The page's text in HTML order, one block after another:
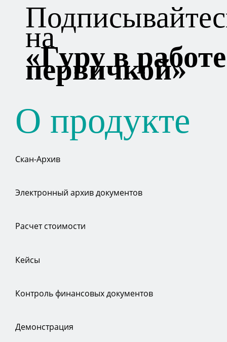
на
«Гуру в
первичкой»
О продукте
Скан-Архив
Электронный архив документов
Расчет стоимости
Кейсы
Контроль финансовых документов
Демонстрация